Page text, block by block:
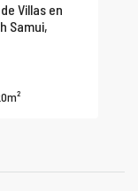
Villas en
Samui,
m²